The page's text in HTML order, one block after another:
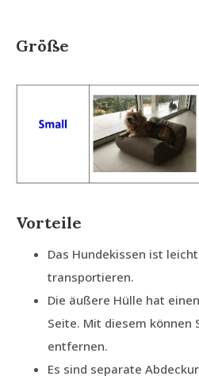
Größe
Vorteile
Das Hundekissen ist
transportieren.
Die äußere Hülle hat
Seite. Mit diesem können
entfernen.
Es sind separate